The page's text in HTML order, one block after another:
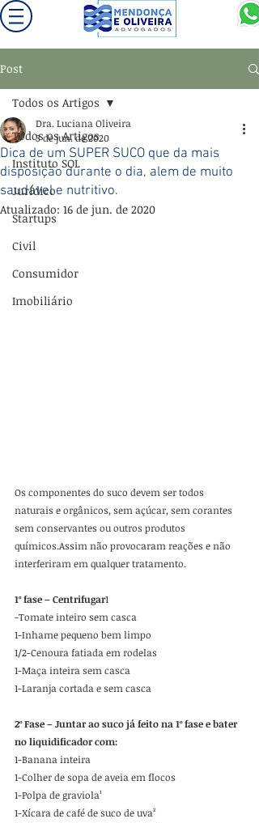
Post
Todos os Artigos
Instituto SOL
Jurídico
Startups
Civil
Consumidor
Imobiliário
Todos os Artigos
Dica de um SUPER SUCO que da mais
disposição durante o dia, alem de muito
saudável e nutritivo.
Dra. Luciana Oliveira
3 de jun. de 2020
Atualizado: 16 de jun. de 2020
Os componentes do suco devem ser todos
naturais e orgânicos, sem açúcar, sem corantes
sem conservantes ou outros produtos
químicos.Assim não provocaram reações e não
interferiram em qualquer tratamento.
1º fase – Centrifugar1
-Tomate inteiro sem casca
1-Inhame pequeno bem limpo
1/2-Cenoura fatiada em rodelas
1-Maça inteira sem casca
1-Laranja cortada e sem casca
2º Fase – Juntar ao suco já feito na 1º fase e bater
no liquidificador com:
1-Banana inteira
1-Colher de sopa de aveia em flocos
1-Polpa de graviola¹
1-Xícara de café de suco de uva²